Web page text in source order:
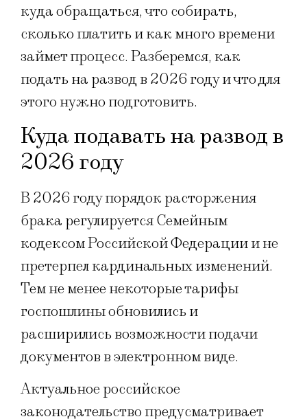
куда обращаться, что собирать,
сколько платить и как много времени
займет процесс. Разберемся, как
подать на развод в 2026 году и что для
этого нужно подготовить.
Куда подавать на развод в
2026 году
В 2026 году порядок расторжения
брака регулируется Семейным
кодексом Российской Федерации и не
претерпел кардинальных изменений.
Тем не менее некоторые тарифы
госпошлины обновились и
расширились возможности подачи
документов в электронном виде.
Актуальное российское
законодательство предусматривает